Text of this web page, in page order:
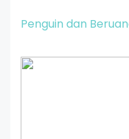
Penguin dan